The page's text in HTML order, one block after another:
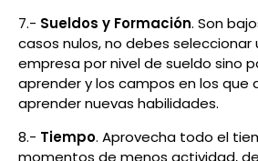
7.- Sueldos y Formación. Son
casos nulos, no debes seleccionar
empresa por nivel de sueldo sino
aprender y los campos en los que
aprender nuevas habilidades.
8.- Tiempo. Aprovecha todo el
momentos de menos actividad,